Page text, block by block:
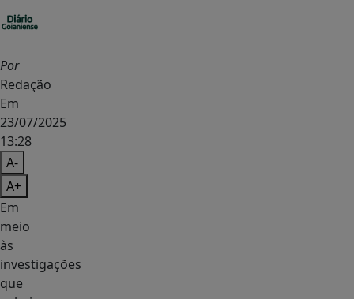
Por
Redação
Em
23/07/2025
13:28
A-
A+
Em
meio
às
investigações
que